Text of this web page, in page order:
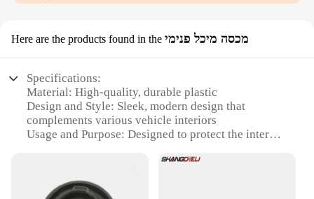
Here are the products found in the מכסה מיכל פנימי
Specifications:
Material: High-quality, durable plastic
Design and Style: Sleek, modern design that
complements various vehicle interiors
Usage and Purpose: Designed to protect the internal
Typical Adaptive Scenario: Ideal for off-road
Shape or Size or Weight or Quantity: Specifically